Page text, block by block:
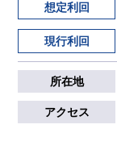
想定利回
現行利回
所在地
アクセス